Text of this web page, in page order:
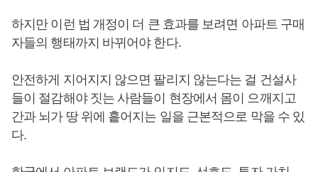
하지만 이런 법 개정이 더 큰 효과를 보려면 아파트 구매
자들의 행태까지 바뀌어야 한다.
안전하게 지어지지 않으면 팔리지 않는다는 걸 건설사
들이 절감해야 짓는 사람들이 현장에서 몸이 으깨지고
간과 뇌가 땅 위에 흩어지는 일을 근본적으로 막을 수 있
다.